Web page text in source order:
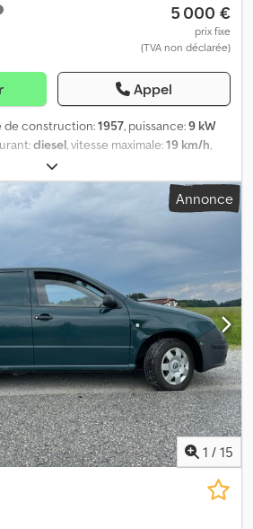
5 000 €
prix fixe
(TVA non déclarée)
Appel
de construction:1957, puissance:9 kW
diesel, vitesse maximale:19 km/h,
07/1957
totale:2 730 mm, largeur totale:1 480
Pneus en excellent état, démarrage
froid, fuite d’huile à l’échappement,
plus d’informations, veuillez nous
Codpfezhm Tksx Adkerf Véhicule
Le véhicule est de préférence vendu à
vente possible à un
sans garantie. Les informations ci-
indicatif et sont susceptibles d’être
le droit de corriger les erreurs et
intermédiaires !
Annonce
1 / 15